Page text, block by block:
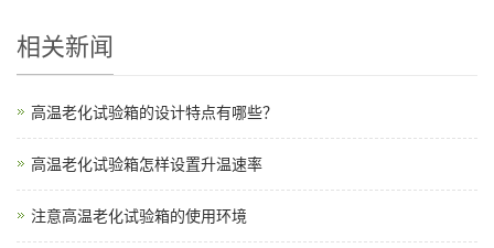
相关新闻
高温老化试验箱的设计特点有哪些？
高温老化试验箱怎样设置升温速率
注意高温老化试验箱的使用环境